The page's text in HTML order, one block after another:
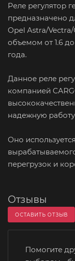
Реле регулятор
предназначено
Opel Astra/
объемом от 1.6
года.
Данное реле
компанией
надежную
Оно
перегрузок и
Отзывы
ОСТАВИТЬ ОТЗЫВ
Помогите